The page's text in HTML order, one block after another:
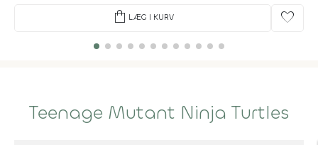
shopping_bag LÆG I KURV favorite
Teenage Mutant Ninja Turtles